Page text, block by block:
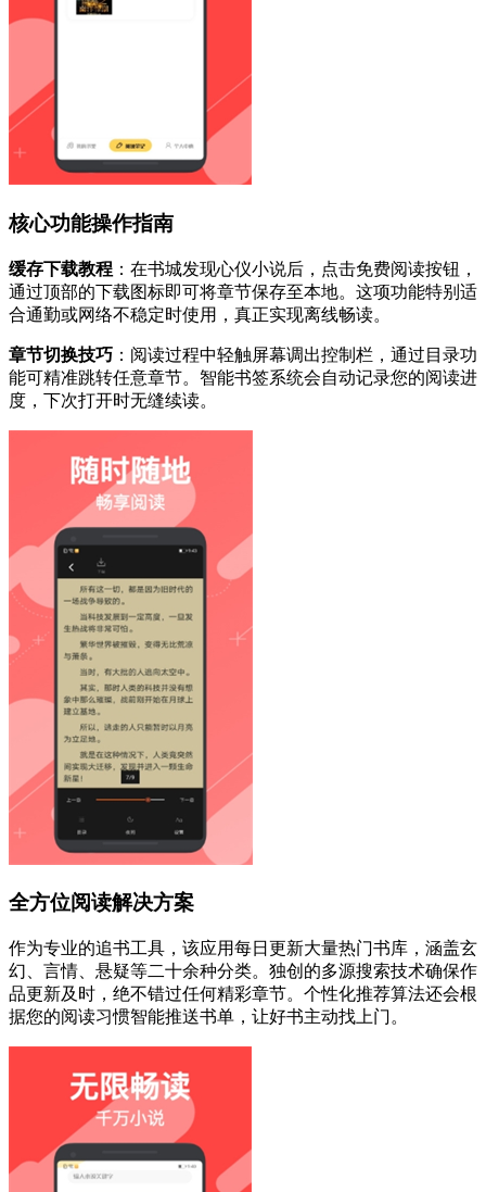
核心功能操作指南
缓存下载教程 ：在书城发现心仪小说后，点击免费阅读按钮，
通过顶部的下载图标即可将章节保存至本地。这项功能特别适
合通勤或网络不稳定时使用，真正实现离线畅读。
章节切换技巧 ：阅读过程中轻触屏幕调出控制栏，通过目录功
能可精准跳转任意章节。智能书签系统会自动记录您的阅读进
度，下次打开时无缝续读。
全方位阅读解决方案
作为专业的追书工具，该应用每日更新大量热门书库，涵盖玄
幻、言情、悬疑等二十余种分类。独创的多源搜索技术确保作
品更新及时，绝不错过任何精彩章节。个性化推荐算法还会根
据您的阅读习惯智能推送书单，让好书主动找上门。